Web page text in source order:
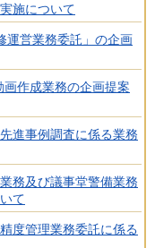
施について
運営業務委託」の企画
画作成業務の企画提案
進事例調査に係る業務
務及び議事堂警備業務
て
度管理業務委託に係る